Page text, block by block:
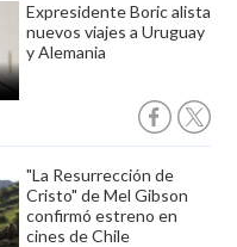
Expresidente Boric alista
nuevos viajes a Uruguay
y Alemania
"La Resurrección de
Cristo" de Mel Gibson
confirmó estreno en
cines de Chile